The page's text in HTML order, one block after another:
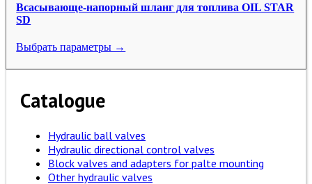
Всасывающе-напорный шланг для топлива OIL STAR
SD
Выбрать параметры →
Catalogue
Hydraulic ball valves
Hydraulic directional control valves
Block valves and adapters for palte mounting
Other hydraulic valves